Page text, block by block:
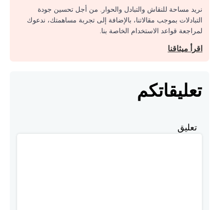
نريد مساحة للنقاش والتبادل والحوار. من أجل تحسين جودة
التبادلات بموجب مقالاتنا، بالإضافة إلى تجربة مساهمتك، ندعوك
لمراجعة قواعد الاستخدام الخاصة بنا.
اقرأ ميثاقنا
تعليقاتكم
تعليق